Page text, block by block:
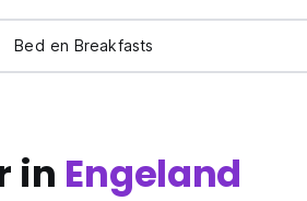
Bed en Breakfasts
in Engeland